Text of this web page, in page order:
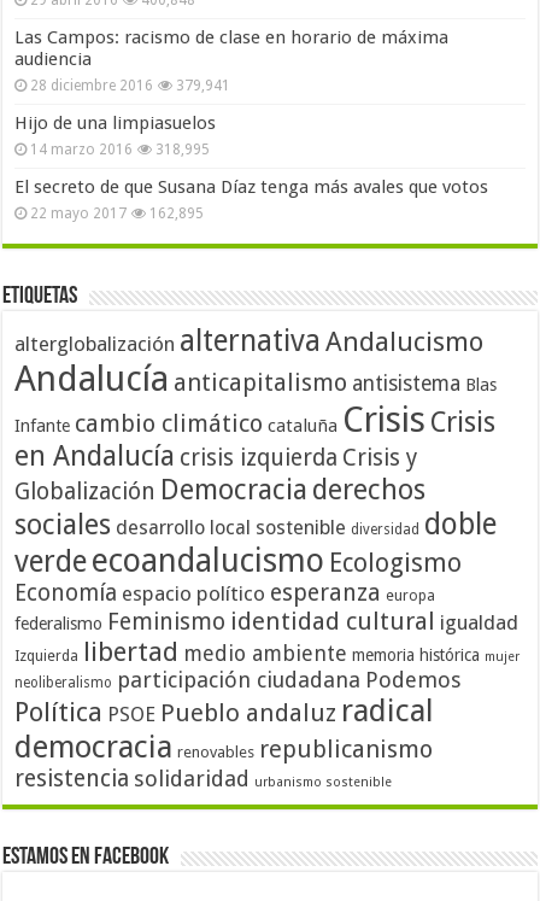
Las Campos: racismo de clase en horario de máxima
audiencia
28 diciembre 2016 379,941
Hijo de una limpiasuelos
14 marzo 2016 318,995
El secreto de que Susana Díaz tenga más avales que votos
22 mayo 2017 162,895
Etiquetas
alterglobalización alternativa Andalucismo
Andalucía anticapitalismo antisistema Blas
Infante cambio climático cataluña Crisis Crisis
en Andalucía crisis izquierda Crisis y
Globalización Democracia derechos
sociales desarrollo local sostenible diversidad doble
verdeecoandalucismo Ecologismo
Economía espacio político esperanza europa
federalismo Feminismo identidad cultural igualdad
Izquierda libertad medio ambiente memoria histórica mujer
neoliberalismo participación ciudadana Podemos
Política PSOE Pueblo andaluz radical
democracia renovables republicanismo
resistencia solidaridad urbanismo sostenible
Estamos en Facebook